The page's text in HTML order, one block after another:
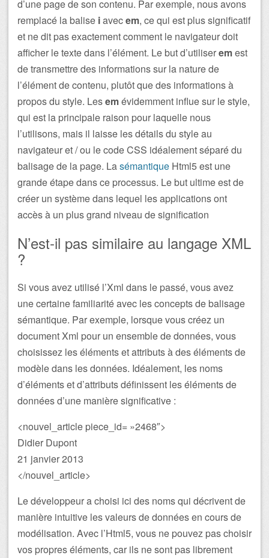
d’une page de son contenu. Par exemple, nous avons
remplacé la balise iavecem, ce qui est plus significatif
et ne dit pas exactement comment le navigateur doit
afficher le texte dans l’élément. Le but d’utiliseremest
de transmettre des informations sur la nature de
l’élément de contenu, plutôt que des informations à
propos du style. Lesemévidemment influe sur le style,
qui est la principale raison pour laquelle nous
l’utilisons, mais il laisse les détails du style au
navigateur et / ou le code CSS idéalement séparé du
balisage de la page. Lasémantique Html5 est une
grande étape dans ce processus. Le but ultime est de
créer un système dans lequel les applications ont
accès à un plus grand niveau de signification
N’est-il pas similaire au langage XML
?
Si vous avez utilisé l’Xml dans le passé, vous avez
une certaine familiarité avec les concepts de balisage
sémantique. Par exemple, lorsque vous créez un
document Xml pour un ensemble de données, vous
choisissez les éléments et attributs à des éléments de
modèle dans les données. Idéalement, les noms
d’éléments et d’attributs définissent les éléments de
données d’une manière significative :
<nouvel_article piece_id= »2468″>
Didier Dupont
21 janvier 2013
</nouvel_article>
Le développeur a choisi ici des noms qui décrivent de
manière intuitive les valeurs de données en cours de
modélisation. Avec l’Html5, vous ne pouvez pas choisir
vos propres éléments, car ils ne sont pas librement